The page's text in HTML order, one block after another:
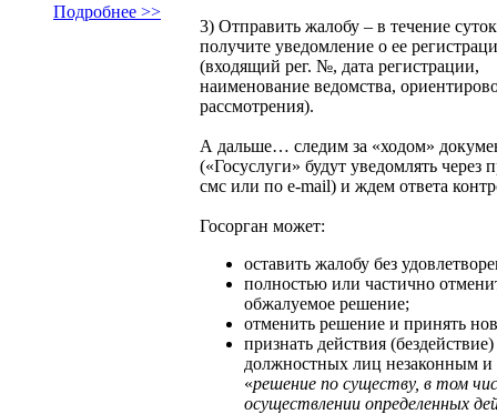
Подробнее >>
3) Отправить жалобу – в течение
получите уведомление о ее
(входящий рег. №, дата регистрации,
наименование ведомства,
рассмотрения).
А дальше… следим за «ходом»
(«Госуслуги» будут уведомлять через
смс или по e-mail) и ждем ответа
Госорган может:
оставить жалобу без
полностью или частично
обжалуемое решение;
отменить решение и принять
признать действия (бездействие)
должностных лиц незаконным и
«решение по существу, в том
осуществлении определенных